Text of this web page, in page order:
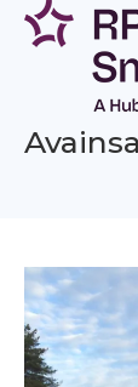
Siirry
sisältöön